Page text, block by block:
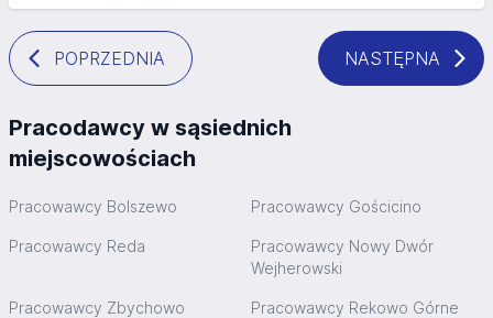
POPRZEDNIA NASTĘPNA
Pracodawcy w sąsiednich
miejscowościach
Pracowawcy Bolszewo Pracowawcy Gościcino
Pracowawcy Reda
Pracowawcy Nowy Dwór
Wejherowski
Pracowawcy Zbychowo Pracowawcy Rekowo Górne